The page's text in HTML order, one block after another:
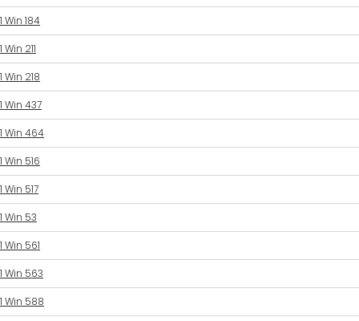
1 Win 184
1 Win 211
1 Win 218
1 Win 437
1 Win 464
1 Win 516
1 Win 517
1 Win 53
1 Win 561
1 Win 563
1 Win 588